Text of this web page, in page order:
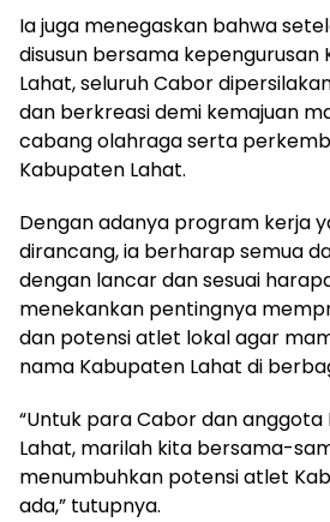
Ia juga menegaskan bahwa
disusun bersama kepengurusan
Lahat, seluruh Cabor
dan berkreasi demi kemajuan
cabang olahraga serta
Kabupaten Lahat.
Dengan adanya program kerja
dirancang, ia berharap semua
dengan lancar dan sesuai
menekankan pentingnya
dan potensi atlet lokal agar
nama Kabupaten Lahat di
“Untuk para Cabor dan anggota
Lahat, marilah kita bersama-
menumbuhkan potensi atlet
ada,” tutupnya.